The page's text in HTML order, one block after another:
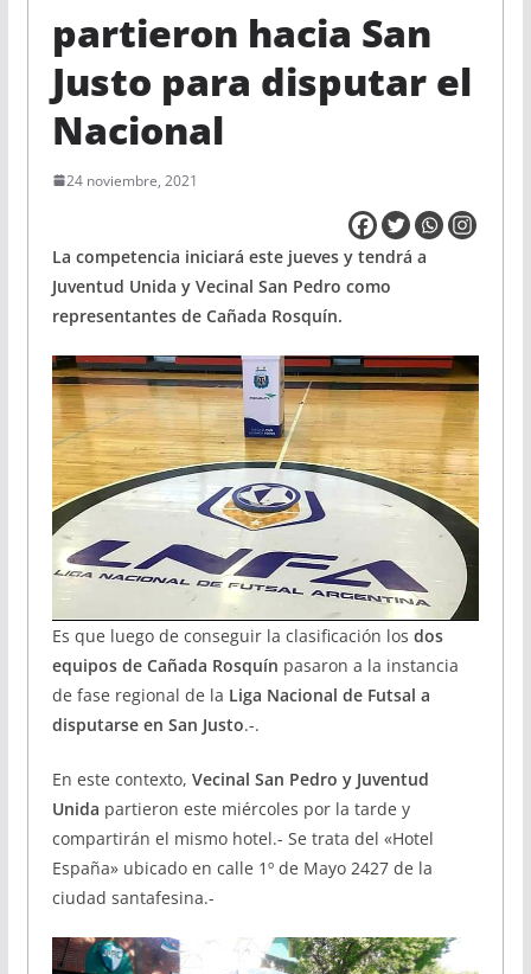
partieron hacia San
Justo para disputar el
Nacional
24 noviembre, 2021
La competencia iniciará este jueves y tendrá a
Juventud Unida y Vecinal San Pedro como
representantes de Cañada Rosquín.
Es que luego de conseguir la clasificación los dos
equipos de Cañada Rosquín pasaron a la instancia
de fase regional de la Liga Nacional de Futsal a
disputarse en San Justo.-.
En este contexto, Vecinal San Pedro y Juventud
Unida partieron este miércoles por la tarde y
compartirán el mismo hotel.- Se trata del «Hotel
España» ubicado en calle 1º de Mayo 2427 de la
ciudad santafesina.-